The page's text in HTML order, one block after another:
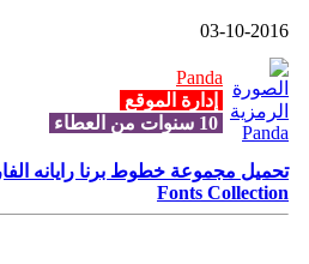
03-10-2016
Panda
إدارة الموقع
Fonts Collection